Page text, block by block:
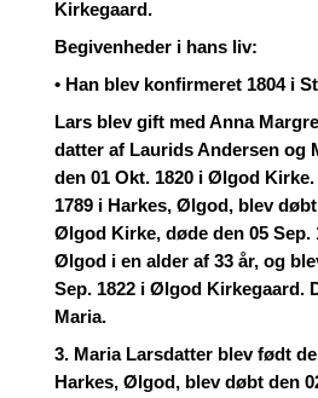
Kirkegaard.
Begivenheder i hans liv:
• Han blev konfirmeret 1804 i
Lars blev gift med Anna
datter af Laurids Andersen og
den 01 Okt. 1820 i Ølgod
1789 i Harkes, Ølgod, blev
Ølgod Kirke, døde den 05 Sep.
Ølgod i en alder af 33 år, og
Sep. 1822 i Ølgod Kirkegaard.
Maria.
3. Maria Larsdatter blev født
Harkes, Ølgod, blev døbt den